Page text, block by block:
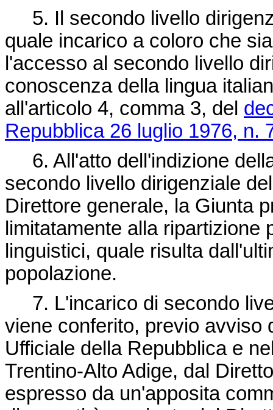
5. Il secondo livello
quale incarico a coloro che
l'accesso al secondo livello
conoscenza della lingua
all'articolo 4, comma 3, del
Repubblica 26 luglio 1976, n.
6. All'atto dell'indizione
secondo livello dirigenziale
Direttore generale, la Giunta
limitatamente alla
linguistici, quale risulta
popolazione.
7. L'incarico di secondo
viene conferito, previo avviso
Ufficiale della Repubblica e
Trentino-Alto Adige, dal
espresso da un'apposita